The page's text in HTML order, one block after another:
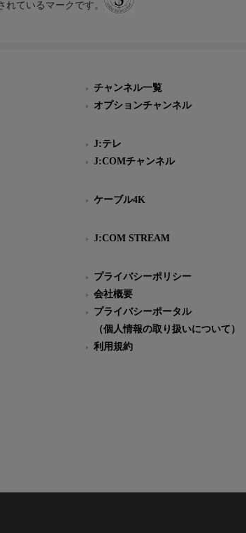
れているマークです。
チャンネル一覧
オプションチャンネル
J:テレ
J:COMチャンネル
ケーブル4K
J:COM STREAM
プライバシーポリシー
会社概要
プライバシーポータル
（個人情報の取り扱いについて）
利用規約